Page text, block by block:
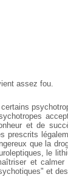
assez fou.
et de
prescrits
que la
le
et calmer
et